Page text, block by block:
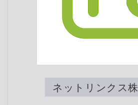
ネットリンクス